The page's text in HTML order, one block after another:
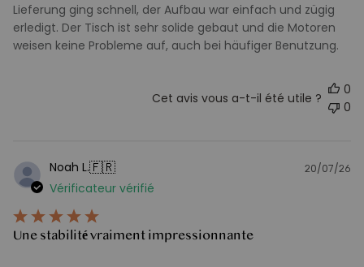
Lieferung ging schnell, der Aufbau war einfach und zügig
erledigt. Der Tisch ist sehr solide gebaut und die Motoren
weisen keine Probleme auf, auch bei häufiger Benutzung.
Cet avis vous a-t-il été utile ?
0
0
Noah L.🇫🇷
Vérificateur vérifié
Une stabilité vraiment impressionnante
20/07/26